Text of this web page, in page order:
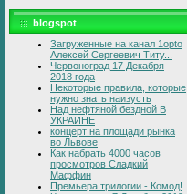
blogspot
Загруженные на канал 1opto
Алексей Сергеевич Титу...
Червоноград 17 Декабря
2018 года
Некоторые правила, которые
нужно знать наизусть
Над нефтяной бездной В
УКРАИНЕ
концерт на площади рынка
во Львове
Как набрать 4000 часов
просмотров Сладкий
Маффин
Премьера трилогии - Комод!